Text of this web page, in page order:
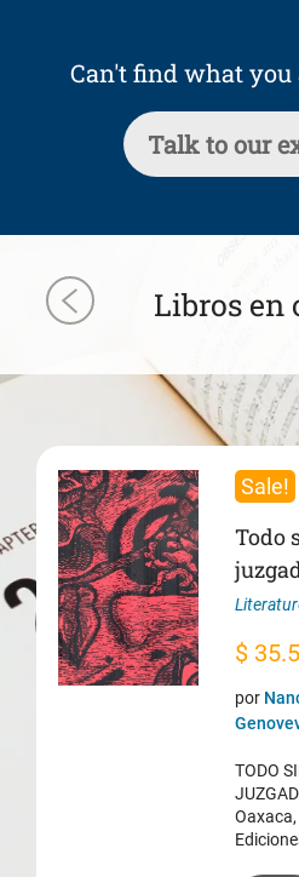
Can't find what you
Talk to our
Libros en
Sale!
Todo
price
was:
$
$
price
is:
$
por
TODO